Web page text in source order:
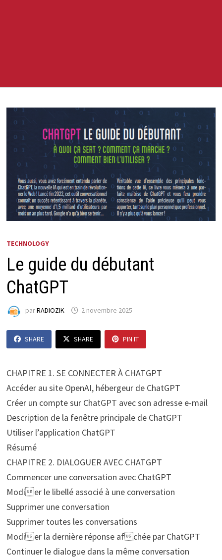
TECHNOLOGY
Le guide du débutant
ChatGPT
parRADIOZIK 2 novembre 2025
SHARE SHARE PIN IT
CHAPITRE 1. SE CONNECTER À CHATGPT
Accéder au site OpenAI, hébergeur de ChatGPT
Créer un compte sur ChatGPT avec son adresse e-mail
Description de la fenêtre principale de ChatGPT
Utiliser l’application ChatGPT
Résumé
CHAPITRE 2. DIALOGUER AVEC CHATGPT
Commencer une conversation avec ChatGPT
Modier le libellé associé à une conversation
Supprimer une conversation
Supprimer toutes les conversations
Modier la dernière réponse afchée par ChatGPT
Continuer le dialogue dans la même conversation